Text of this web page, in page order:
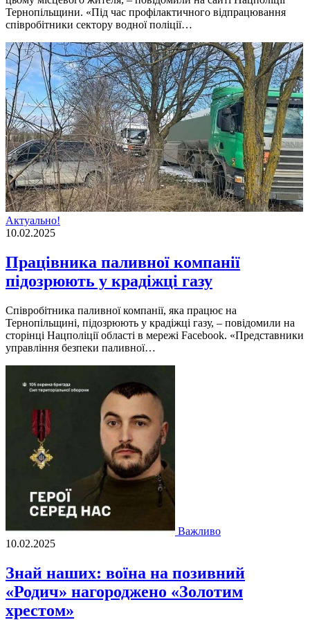
Тернопільщини. «Під час профілактичного відпрацювання
співробітники сектору водної поліції…
Актуально!
10.02.2025
Працівника паливної компанії
підозрюють у крадіжці газу
Співробітника паливної компанії, яка працює на
Тернопільщині, підозрюють у крадіжці газу, – повідомили на
сторінці Нацполіції області в мережі Facebook. «Представники
управління безпеки паливної…
Важливо
10.02.2025
Знай наших: воїна на позивний
«Родич» нагороджено «Золотим
хрестом»